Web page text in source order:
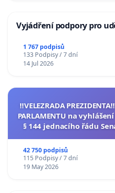
Vyjádření podpory pro
1 767 podpisů
133 Podpisy / 7 dní
14 Jul 2026
‼️VELEZRADA
PARLAMENTU na
§ 144 jednacího řádu
42 750 podpisů
115 Podpisy / 7 dní
19 May 2026